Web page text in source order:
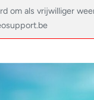
om als vrijwilliger